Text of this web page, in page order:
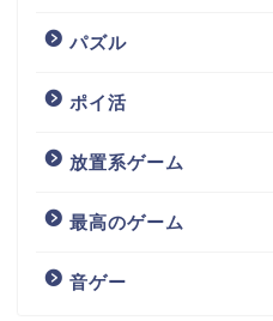
パズル
ポイ活
放置系ゲーム
最高のゲーム
音ゲー